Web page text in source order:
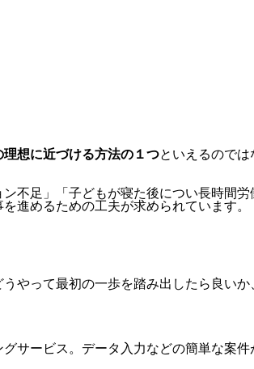
想に近づける方法の１つといえるので
不足」「子どもが寝た後につい長時間
進めるための工夫が求められています。
うやって最初の一歩を踏み出したら良い
サービス。データ入力などの簡単な案